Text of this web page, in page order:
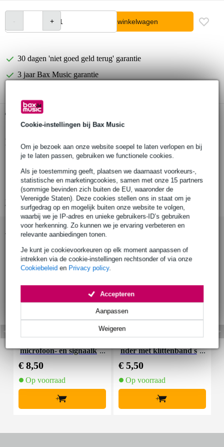
Cookie-instellingen bij Bax Music
Om je bezoek aan onze website soepel te laten verlopen en bij
je te laten passen, gebruiken we functionele cookies.
Als je toestemming geeft, plaatsen we daarnaast voorkeurs-,
statistische en marketingcookies, samen met onze 15 partners
(sommige bevinden zich buiten de EU, waaronder de
Verenigde Staten). Deze cookies stellen ons in staat om je
surfgedrag op en mogelijk buiten onze website te volgen,
waarbij we je IP-adres en unieke gebruikers-ID’s gebruiken
voor herkenning. Zo kunnen we je ervaring verbeteren en
relevante aanbiedingen tonen.
Je kunt je cookievoorkeuren op elk moment aanpassen of
intrekken via de cookie-instellingen rechtsonder of via onze
Cookiebeleid en Privacy policy.
Weigeren
Aanpassen
Accepteren
In winkelwagen
30 dagen 'niet goed geld terug' garantie
3 jaar Bax Music garantie
Gratis ophalen in de winkel
Productinformatie
Kleur: zwart
Type: universele standaard
Materiaal: staal
Bekijk alle productspecificaties
Accessoires (5)
microfoon- en signaalk
€ 8,50
Op voorraad
+
nder met klittenband s
€ 5,50
Op voorraad
+